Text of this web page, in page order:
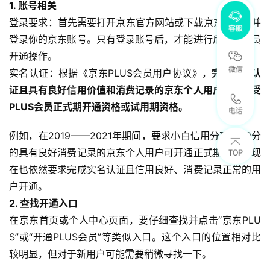
1. 账号相关
登录要求：首先需要打开京东官方网站或下载京东App，并
登录你的京东账号。只有登录账号后，才能进行后续的会员
开通操作。
实名认证：根据《京东PLUS会员用户协议》，完成实名认
证且具有良好信用价值和消费记录的京东个人用户，可享受
PLUS会员正式期开通资格或试用期资格。
例如，在2019——2021年期间，要求小白信用分高于30分
的具有良好消费记录的京东个人用户可开通正式期会员；现
在也依然要求完成实名认证且信用良好、消费记录正常的用
户开通。
2. 查找开通入口
在京东首页或个人中心页面，要仔细查找并点击“京东PLU
S”或“开通PLUS会员”等类似入口。这个入口的位置相对比
较明显，但对于新用户可能需要稍微寻找一下。